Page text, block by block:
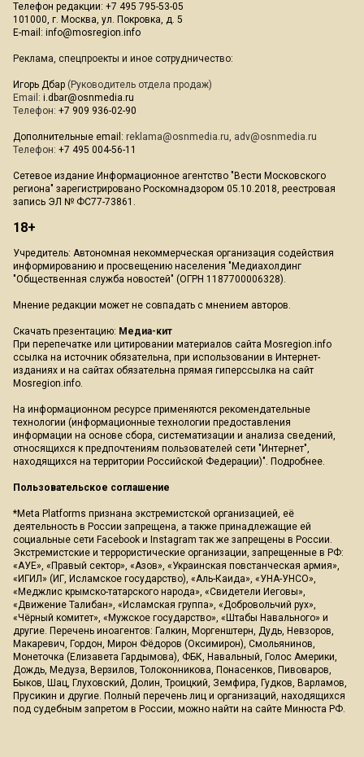
Телефон редакции: +7 495 795-53-05
101000, г. Москва, ул. Покровка, д. 5
E-mail: info@mosregion.info
Реклама, спецпроекты и иное сотрудничество:
Игорь Дбар (Руководитель отдела продаж)
Email: i.dbar@osnmedia.ru
Телефон: +7 909 936-02-90
Дополнительные email: reklama@osnmedia.ru, adv@osnmedia.ru
Телефон: +7 495 004-56-11
Сетевое издание Информационное агентство "Вести Московского
региона" зарегистрировано Роскомнадзором 05.10.2018, реестровая
запись ЭЛ № ФС77-73861.
18+
Учредитель: Автономная некоммерческая организация содействия
информированию и просвещению населения "Медиахолдинг
"Общественная служба новостей" (ОГРН 1187700006328).
Мнение редакции может не совпадать с мнением авторов.
Скачать презентацию: Медиа-кит
При перепечатке или цитировании материалов сайта Mosregion.info
ссылка на источник обязательна, при использовании в Интернет-
изданиях и на сайтах обязательна прямая гиперссылка на сайт
Mosregion.info.
На информационном ресурсе применяются рекомендательные
технологии (информационные технологии предоставления
информации на основе сбора, систематизации и анализа сведений,
относящихся к предпочтениям пользователей сети "Интернет",
находящихся на территории Российской Федерации)". Подробнее.
Пользовательское соглашение
*Meta Platforms признана экстремистской организацией, её
деятельность в России запрещена, а также принадлежащие ей
социальные сети Facebook и Instagram так же запрещены в России.
Экстремистские и террористические организации, запрещенные в РФ:
«АУЕ», «Правый сектор», «Азов», «Украинская повстанческая армия»,
«ИГИЛ» (ИГ, Исламское государство), «Аль-Каида», «УНА-УНСО»,
«Меджлис крымско-татарского народа», «Свидетели Иеговы»,
«Движение Талибан», «Исламская группа», «Добровольчий рух»,
«Чёрный комитет», «Мужское государство», «Штабы Навального» и
другие. Перечень иноагентов: Галкин, Моргенштерн, Дудь, Невзоров,
Макаревич, Гордон, Мирон Фёдоров (Оксимирон), Смольянинов,
Монеточка (Елизавета Гардымова), ФБК, Навальный, Голос Америки,
Дождь, Медуза, Верзилов, Толоконникова, Понасенков, Пивоваров,
Быков, Шац, Глуховский, Долин, Троицкий, Земфира, Гудков, Варламов,
Прусикин и другие. Полный перечень лиц и организаций, находящихся
под судебным запретом в России, можно найти на сайте Минюста РФ.